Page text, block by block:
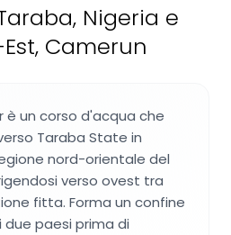
Nigeria e
Camerun
è un corso d'acqua che
Taraba State in
nord-orientale del
verso ovest tra
fitta. Forma un confine
paesi prima di